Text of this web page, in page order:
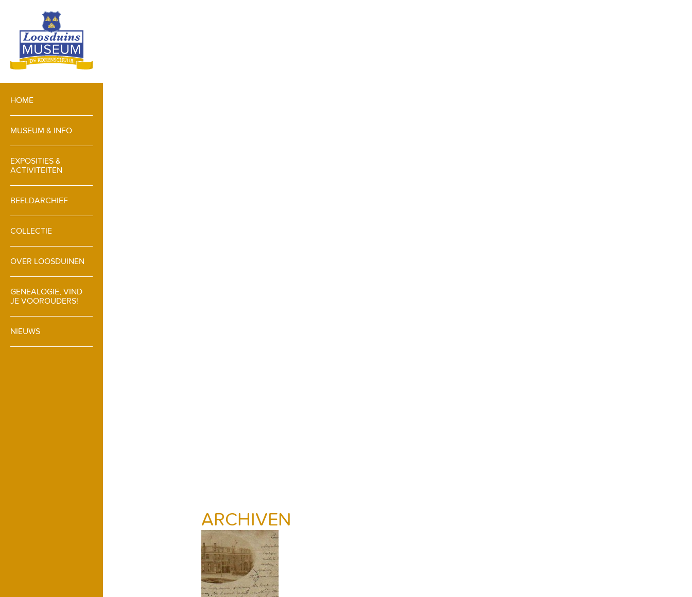
HOME
MUSEUM & INFO
EXPOSITIES &
ACTIVITEITEN
BEELDARCHIEF
COLLECTIE
OVER LOOSDUINEN
GENEALOGIE, VIND
JE VOOROUDERS!
NIEUWS
ARCHIVEN